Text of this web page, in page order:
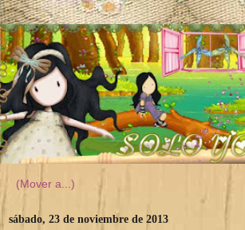
sábado, 23 de noviembre de 2013